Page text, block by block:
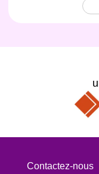
Contactez-nous